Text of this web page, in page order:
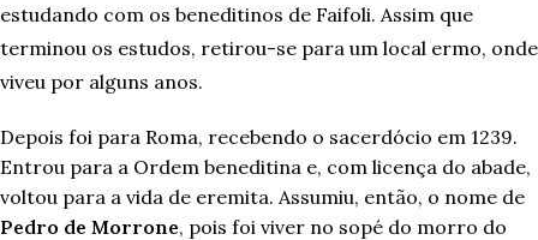
estudando com os beneditinos de Faifoli. Assim que
terminou os estudos, retirou-se para um local ermo, onde
viveu por alguns anos.
Depois foi para Roma, recebendo o sacerdócio em 1239.
Entrou para a Ordem beneditina e, com licença do abade,
voltou para a vida de eremita. Assumiu, então, o nome de
Pedro de Morrone, pois foi viver no sopé do morro do